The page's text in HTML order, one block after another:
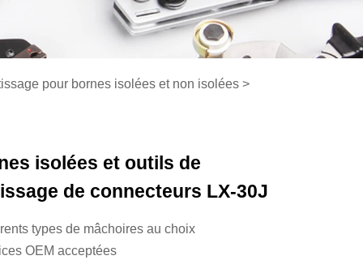
pour bornes isolées et non isolées >
isolées et outils de
de connecteurs LX-30J
types de mâchoires au choix
OEM acceptées